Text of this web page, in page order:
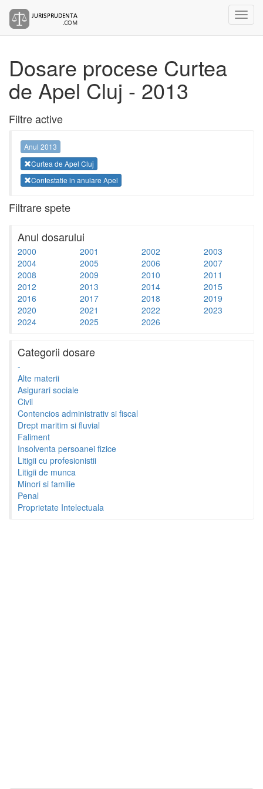
Dosare procese Curtea
de Apel Cluj - 2013
Filtre active
Anul 2013
Curtea de Apel Cluj
Contestatie in anulare Apel
Filtrare spete
Anul dosarului
2000 2001 2002
2003
2004
2005 2006
2007
2008
2009 2010
2011
2012
2013 2014
2015
2016
2017 2018
2019
2020
2021 2022
2023
2024
2025 2026
Categorii dosare
-
Alte materii
Asigurari sociale
Civil
Contencios administrativ si fiscal
Drept maritim si fluvial
Faliment
Insolventa persoanei fizice
Litigii cu profesionistii
Litigii de munca
Minori si familie
Penal
Proprietate Intelectuala